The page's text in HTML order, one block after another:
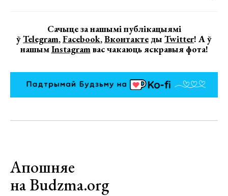
Сачыце за нашымі публікацыямі
ўTelegram,Facebook,Вконтактеды Twitter! А ў
нашымInstagramвас чакаюць яскравыя фота!
Апошняе
на Budzma.org